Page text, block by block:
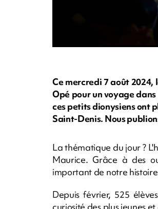
Ce mercredi 7 août
Opé pour un voyage
ces petits dionysiens ont
Saint-Denis. Nous
La thématique du jour ?
Maurice. Grâce à des
important de notre
Depuis février, 525
curiosité des plus jeunes